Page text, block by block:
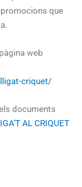
que
web
criquet/
documents
AL CRIQUET